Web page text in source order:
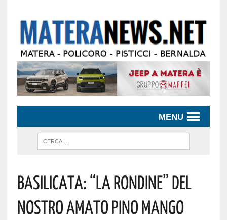
MENU
Basilicata: “La Rondine” Del
Nostro Amato Pino Mango